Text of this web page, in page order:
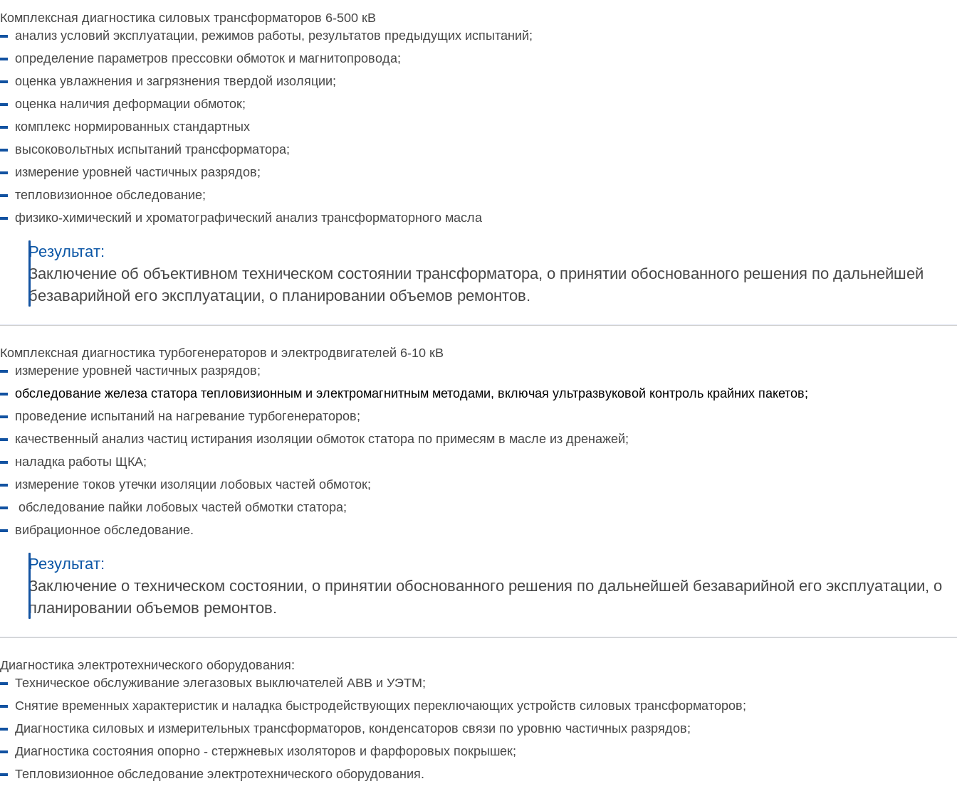
Комплексная диагностика силовых трансформаторов 6-500 кВ
анализ условий эксплуатации, режимов работы, результатов предыдущих испытаний;
определение параметров прессовки обмоток и магнитопровода;
оценка увлажнения и загрязнения твердой изоляции;
оценка наличия деформации обмоток;
комплекс нормированных стандартных
высоковольтных испытаний трансформатора;
измерение уровней частичных разрядов;
тепловизионное обследование;
физико-химический и хроматографический анализ трансформаторного масла
Результат:
Заключение об объективном техническом состоянии трансформатора, о принятии обоснованного решения по дальнейшей
безаварийной его эксплуатации, о планировании объемов ремонтов.
Комплексная диагностика турбогенераторов и электродвигателей 6-10 кВ
измерение уровней частичных разрядов;
обследование железа статора тепловизионным и электромагнитным методами, включая ультразвуковой контроль крайних пакетов;
проведение испытаний на нагревание турбогенераторов;
качественный анализ частиц истирания изоляции обмоток статора по примесям в масле из дренажей;
наладка работы ЩКА;
измерение токов утечки изоляции лобовых частей обмоток;
обследование пайки лобовых частей обмотки статора;
вибрационное обследование.
Результат:
Заключение о техническом состоянии, о принятии обоснованного решения по дальнейшей безаварийной его эксплуатации, о
планировании объемов ремонтов.
Диагностика электротехнического оборудования:
Техническое обслуживание элегазовых выключателей АВВ и УЭТМ;
Снятие временных характеристик и наладка быстродействующих переключающих устройств силовых трансформаторов;
Диагностика силовых и измерительных трансформаторов, конденсаторов связи по уровню частичных разрядов;
Диагностика состояния опорно - стержневых изоляторов и фарфоровых покрышек;
Тепловизионное обследование электротехнического оборудования.